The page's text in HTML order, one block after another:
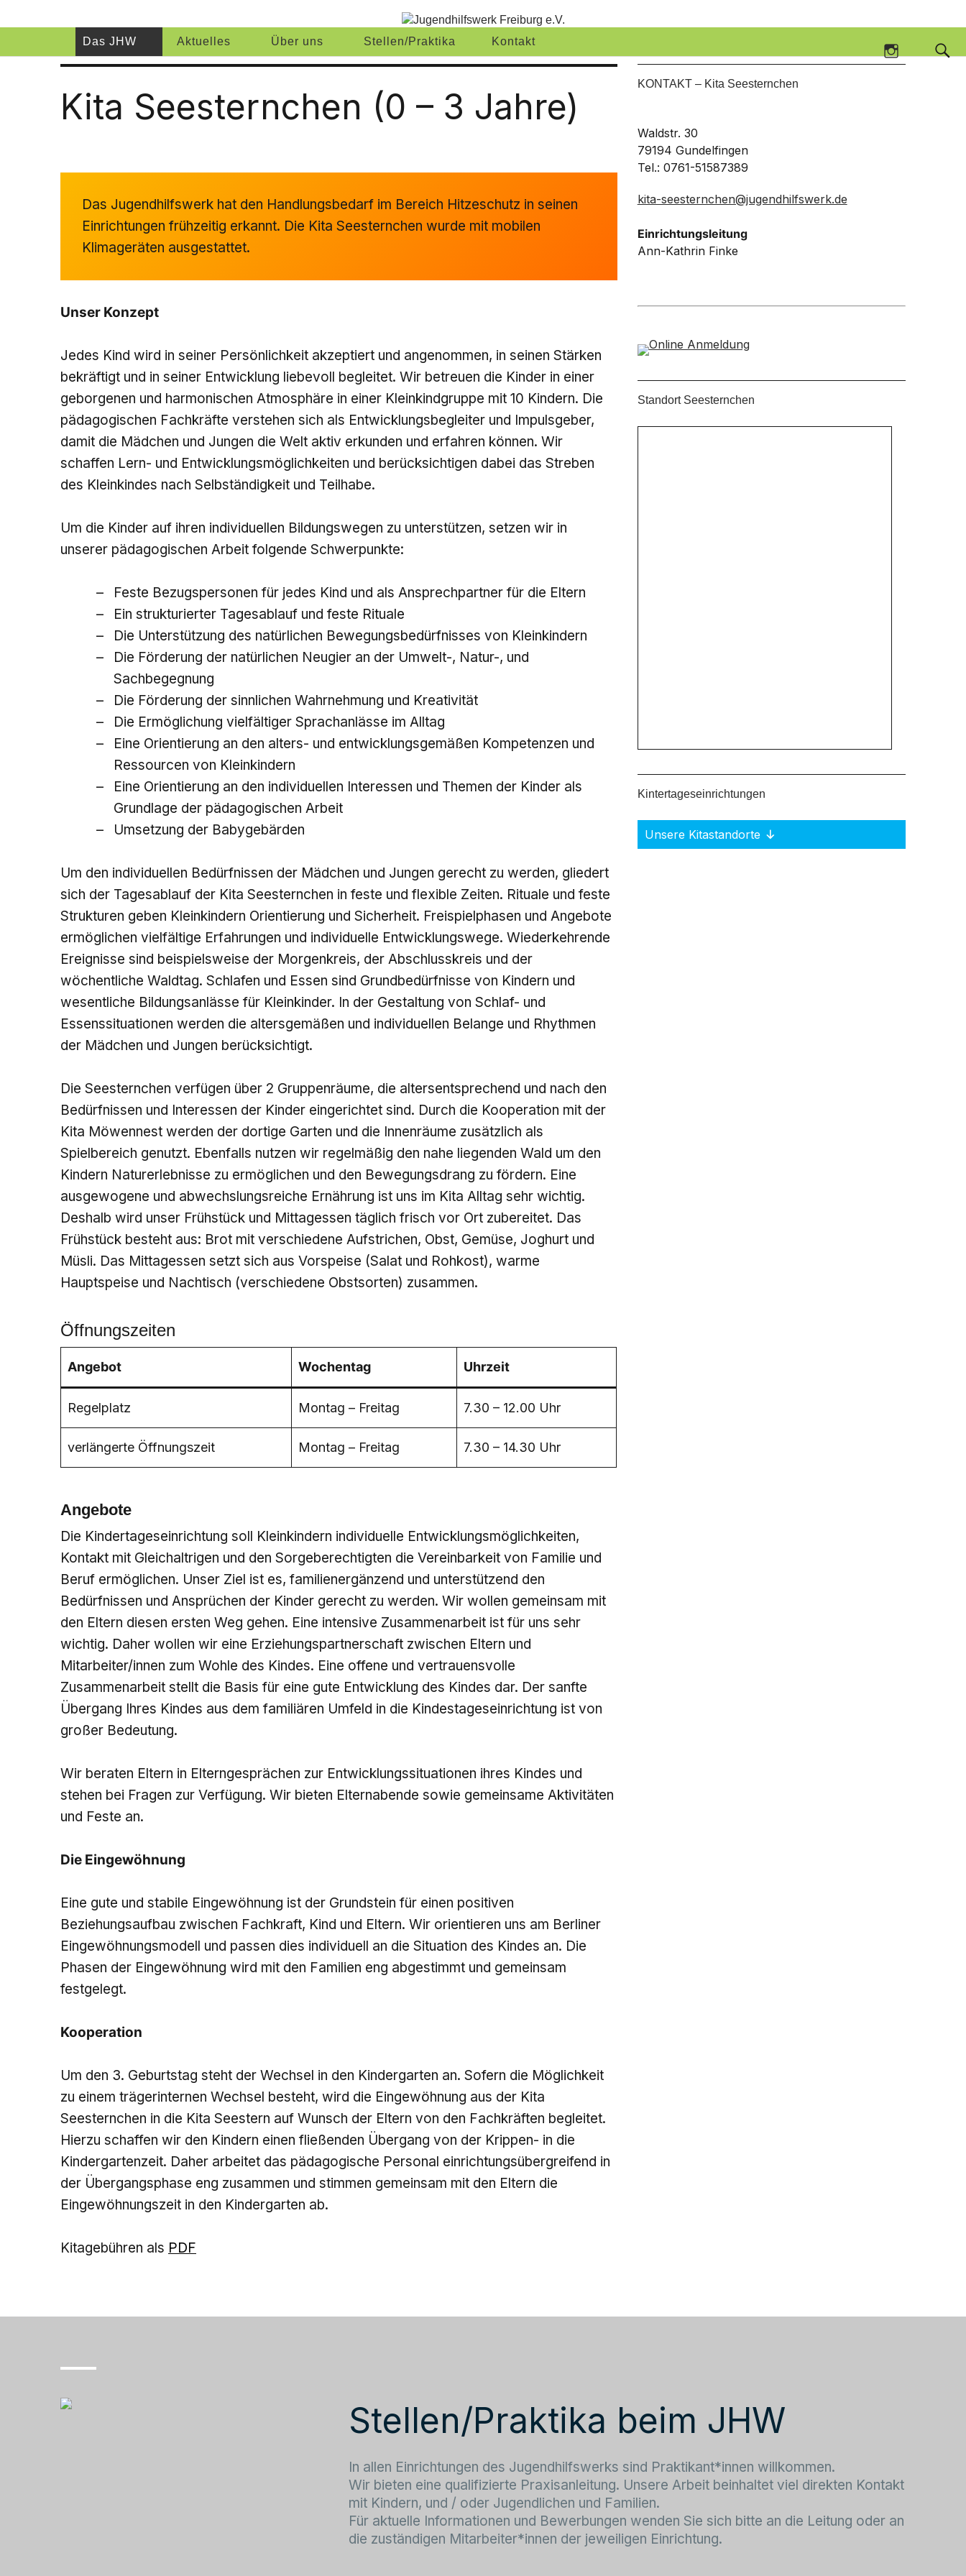
Jugendhilfswerk Freiburg e.V.
AUFWACHSEN BEGLEITEN – CHANCENGLEICHHEIT VERWIRKLICHEN
Das JHW Aktuelles Über uns Stellen/Praktika Kontakt
Kita Seesternchen (0 – 3 Jahre)
Das Jugendhilfswerk hat den Handlungsbedarf im Bereich Hitzeschutz in seinen
Einrichtungen frühzeitig erkannt. Die Kita Seesternchen wurde mit mobilen
Klimageräten ausgestattet.
Unser Konzept
Jedes Kind wird in seiner Persönlichkeit akzeptiert und angenommen, in seinen Stärken
bekräftigt und in seiner Entwicklung liebevoll begleitet. Wir betreuen die Kinder in einer
geborgenen und harmonischen Atmosphäre in einer Kleinkindgruppe mit 10 Kindern. Die
pädagogischen Fachkräfte verstehen sich als Entwicklungsbegleiter und Impulsgeber,
damit die Mädchen und Jungen die Welt aktiv erkunden und erfahren können. Wir
schaffen Lern- und Entwicklungsmöglichkeiten und berücksichtigen dabei das Streben
des Kleinkindes nach Selbständigkeit und Teilhabe.
Um die Kinder auf ihren individuellen Bildungswegen zu unterstützen, setzen wir in
unserer pädagogischen Arbeit folgende Schwerpunkte:
Feste Bezugspersonen für jedes Kind und als Ansprechpartner für die Eltern
Ein strukturierter Tagesablauf und feste Rituale
Die Unterstützung des natürlichen Bewegungsbedürfnisses von Kleinkindern
Die Förderung der natürlichen Neugier an der Umwelt-, Natur-, und
Sachbegegnung
Die Förderung der sinnlichen Wahrnehmung und Kreativität
Die Ermöglichung vielfältiger Sprachanlässe im Alltag
Eine Orientierung an den alters- und entwicklungsgemäßen Kompetenzen und
Ressourcen von Kleinkindern
Eine Orientierung an den individuellen Interessen und Themen der Kinder als
Grundlage der pädagogischen Arbeit
Umsetzung der Babygebärden
Um den individuellen Bedürfnissen der Mädchen und Jungen gerecht zu werden, gliedert
sich der Tagesablauf der Kita Seesternchen in feste und flexible Zeiten. Rituale und feste
Strukturen geben Kleinkindern Orientierung und Sicherheit. Freispielphasen und Angebote
ermöglichen vielfältige Erfahrungen und individuelle Entwicklungswege. Wiederkehrende
Ereignisse sind beispielsweise der Morgenkreis, der Abschlusskreis und der
wöchentliche Waldtag. Schlafen und Essen sind Grundbedürfnisse von Kindern und
wesentliche Bildungsanlässe für Kleinkinder. In der Gestaltung von Schlaf- und
Essenssituationen werden die altersgemäßen und individuellen Belange und Rhythmen
der Mädchen und Jungen berücksichtigt.
Die Seesternchen verfügen über 2 Gruppenräume, die altersentsprechend und nach den
Bedürfnissen und Interessen der Kinder eingerichtet sind. Durch die Kooperation mit der
Kita Möwennest werden der dortige Garten und die Innenräume zusätzlich als
Spielbereich genutzt. Ebenfalls nutzen wir regelmäßig den nahe liegenden Wald um den
Kindern Naturerlebnisse zu ermöglichen und den Bewegungsdrang zu fördern. Eine
ausgewogene und abwechslungsreiche Ernährung ist uns im Kita Alltag sehr wichtig.
Deshalb wird unser Frühstück und Mittagessen täglich frisch vor Ort zubereitet. Das
Frühstück besteht aus: Brot mit verschiedene Aufstrichen, Obst, Gemüse, Joghurt und
Müsli. Das Mittagessen setzt sich aus Vorspeise (Salat und Rohkost), warme
Hauptspeise und Nachtisch (verschiedene Obstsorten) zusammen.
Öffnungszeiten
Angebot Wochentag Uhrzeit
Regelplatz Montag – Freitag 7.30 – 12.00 Uhr
verlängerte Öffnungszeit Montag – Freitag 7.30 – 14.30 Uhr
Angebote
Die Kindertageseinrichtung soll Kleinkindern individuelle Entwicklungsmöglichkeiten,
Kontakt mit Gleichaltrigen und den Sorgeberechtigten die Vereinbarkeit von Familie und
Beruf ermöglichen. Unser Ziel ist es, familienergänzend und unterstützend den
Bedürfnissen und Ansprüchen der Kinder gerecht zu werden. Wir wollen gemeinsam mit
den Eltern diesen ersten Weg gehen. Eine intensive Zusammenarbeit ist für uns sehr
wichtig. Daher wollen wir eine Erziehungspartnerschaft zwischen Eltern und
Mitarbeiter/innen zum Wohle des Kindes. Eine offene und vertrauensvolle
Zusammenarbeit stellt die Basis für eine gute Entwicklung des Kindes dar. Der sanfte
Übergang Ihres Kindes aus dem familiären Umfeld in die Kindestageseinrichtung ist von
großer Bedeutung.
Wir beraten Eltern in Elterngesprächen zur Entwicklungssituationen ihres Kindes und
stehen bei Fragen zur Verfügung. Wir bieten Elternabende sowie gemeinsame Aktivitäten
und Feste an.
Die Eingewöhnung
Eine gute und stabile Eingewöhnung ist der Grundstein für einen positiven
Beziehungsaufbau zwischen Fachkraft, Kind und Eltern. Wir orientieren uns am Berliner
Eingewöhnungsmodell und passen dies individuell an die Situation des Kindes an. Die
Phasen der Eingewöhnung wird mit den Familien eng abgestimmt und gemeinsam
festgelegt.
Kooperation
Um den 3. Geburtstag steht der Wechsel in den Kindergarten an. Sofern die Möglichkeit
zu einem trägerinternen Wechsel besteht, wird die Eingewöhnung aus der Kita
Seesternchen in die Kita Seestern auf Wunsch der Eltern von den Fachkräften begleitet.
Hierzu schaffen wir den Kindern einen fließenden Übergang von der Krippen- in die
Kindergartenzeit. Daher arbeitet das pädagogische Personal einrichtungsübergreifend in
der Übergangsphase eng zusammen und stimmen gemeinsam mit den Eltern die
Eingewöhnungszeit in den Kindergarten ab.
Kitagebühren als PDF
KONTAKT – Kita Seesternchen
Waldstr. 30
79194 Gundelfingen
Tel.: 0761-51587389
kita-seesternchen@jugendhilfswerk.de
Einrichtungsleitung
Ann-Kathrin Finke
Standort Seesternchen
Kintertageseinrichtungen
Unsere Kitastandorte
Stellen/Praktika beim JHW
In allen Einrichtungen des Jugendhilfswerks sind Praktikant*innen willkommen.
Wir bieten eine qualifizierte Praxisanleitung. Unsere Arbeit beinhaltet viel direkten Kontakt
mit Kindern, und / oder Jugendlichen und Familien.
Für aktuelle Informationen und Bewerbungen wenden Sie sich bitte an die Leitung oder an
die zuständigen Mitarbeiter*innen der jeweiligen Einrichtung.